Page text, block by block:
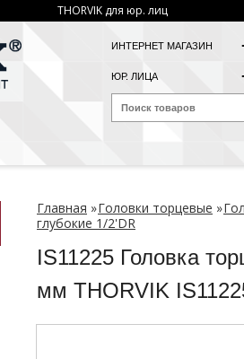
THORVIK для юр. лиц
ИНТЕРНЕТ МАГАЗИН
ЮР. ЛИЦА
Главная »Головки торцевые »
глубокие 1/2'DR
IS11225 Головка
мм THORVIK